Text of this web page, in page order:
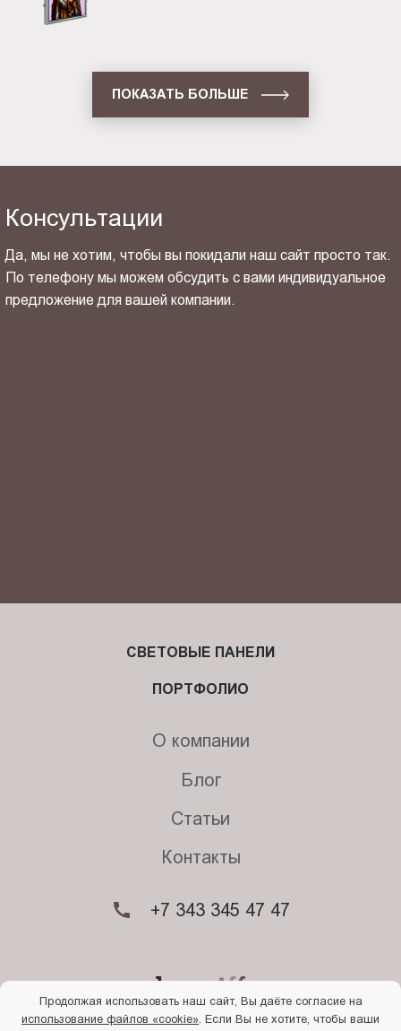
ПОКАЗАТЬ БОЛЬШЕ
Консультации
Да, мы не хотим, чтобы вы покидали наш сайт просто так.
По телефону мы можем обсудить с вами индивидуальное
предложение для вашей компании.
ОТПРАВИТЬ СВОЙ КОНТАКТ
© 2026. Begriff
СВЕТОВЫЕ ПАНЕЛИ
ПОРТФОЛИО
О компании
Блог
Статьи
Контакты
+7 343 345 47 47
Продолжая использовать наш сайт, Вы даёте согласие на
использование файлов «cookie» . Если Вы не хотите, чтобы ваши